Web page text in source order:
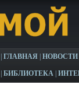
ГЛАВНАЯ НОВОСТИ
БИБЛИОТЕКА